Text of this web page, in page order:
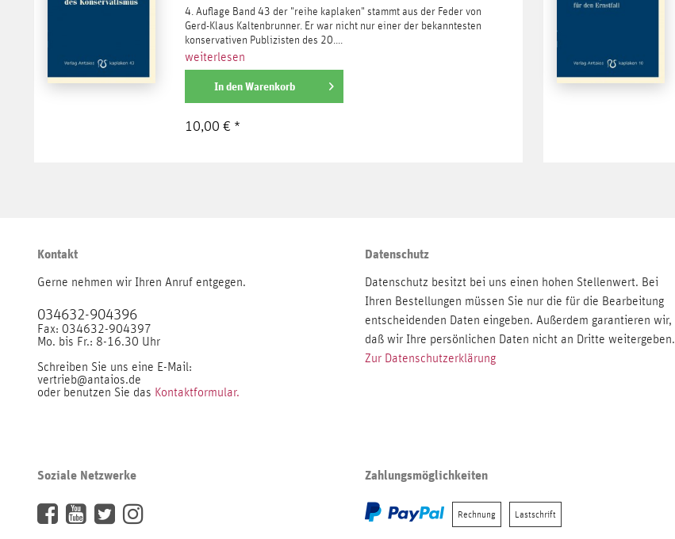
4. Auflage Band 43 der "reihe kaplaken" stammt aus der Feder von
Gerd-Klaus Kaltenbrunner. Er war nicht nur einer der bekanntesten
konservativen Publizisten des 20....
weiterlesen
In den Warenkorb
10,00 € *
Kontakt
Gerne nehmen wir Ihren Anruf entgegen.
034632-904396
Fax: 034632-904397
Mo. bis Fr.: 8-16.30 Uhr
Schreiben Sie uns eine E-Mail:
vertrieb@antaios.de
oder benutzen Sie das Kontaktformular.
Datenschutz
Datenschutz besitzt bei uns einen hohen Stellenwert. Bei
Ihren Bestellungen müssen Sie nur die für die Bearbeitung
entscheidenden Daten eingeben. Außerdem garantieren wir,
daß wir Ihre persönlichen Daten nicht an Dritte weitergeben.
Zur Datenschutzerklärung
Soziale Netzwerke Zahlungsmöglichkeiten
Rechnung Lastschrift